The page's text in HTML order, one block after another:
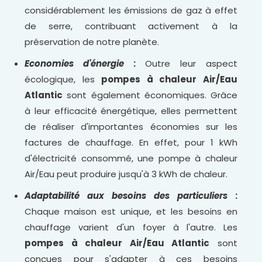
considérablement les émissions de gaz à effet
de serre, contribuant activement à la
préservation de notre planète.
Economies d'énergie:Outre leur aspect
écologique, les pompes à chaleur Air/Eau
Atlantic sont également économiques. Grâce
à leur efficacité énergétique, elles permettent
de réaliser d'importantes économies sur les
factures de chauffage. En effet, pour 1 kWh
d'électricité consommé, une pompe à chaleur
Air/Eau peut produire jusqu'à 3 kWh de chaleur.
Adaptabilité aux besoins des particuliers :
Chaque maison est unique, et les besoins en
chauffage varient d'un foyer à l'autre. Les
pompes à chaleur Air/Eau Atlantic sont
conçues pour s'adapter à ces besoins